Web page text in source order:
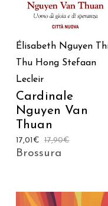
Élisabeth Nguyen
Thu Hong Stefaan
Lecleir
Cardinale
Nguyen Van
Thuan
17,90€
17,01 €
Brossura